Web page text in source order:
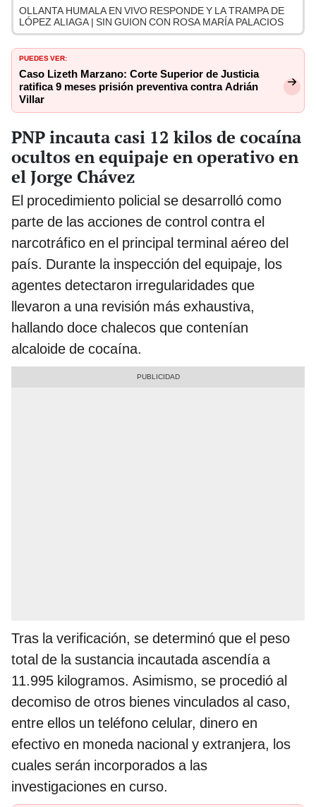
OLLANTA HUMALA EN VIVO RESPONDE Y LA TRAMPA DE
LÓPEZ ALIAGA | SIN GUION CON ROSA MARÍA PALACIOS
PUEDES VER:
Caso Lizeth Marzano: Corte Superior de Justicia
ratifica 9 meses prisión preventiva contra Adrián
Villar
PNP incauta casi 12 kilos de cocaína
ocultos en equipaje en operativo en
el Jorge Chávez
El procedimiento policial se desarrolló como
parte de las acciones de control contra el
narcotráfico en el principal terminal aéreo del
país. Durante la inspección del equipaje, los
agentes detectaron irregularidades que
llevaron a una revisión más exhaustiva,
hallando doce chalecos que contenían
alcaloide de cocaína.
Tras la verificación, se determinó que el peso
total de la sustancia incautada ascendía a
11.995 kilogramos. Asimismo, se procedió al
decomiso de otros bienes vinculados al caso,
entre ellos un teléfono celular, dinero en
efectivo en moneda nacional y extranjera, los
cuales serán incorporados a las
investigaciones en curso.